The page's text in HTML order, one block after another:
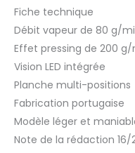
Fiche technique
Débit vapeur de 80 g/
Effet pressing de 200 g/
Vision LED intégrée
Planche multi-positions
Fabrication portugaise
Modèle léger et
Note de la rédaction 16/